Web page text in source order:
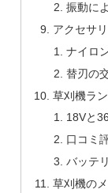
振動に
アクセサ
ナイロ
替刃の
草刈機ラ
18Vと
口コミ
バッテ
草刈機の